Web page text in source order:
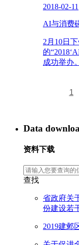
2018-02-11
AI与消费
2月10日
的
成功举办。
1
Data
资料下载
查找
省政府关
份建设若
2019建邺